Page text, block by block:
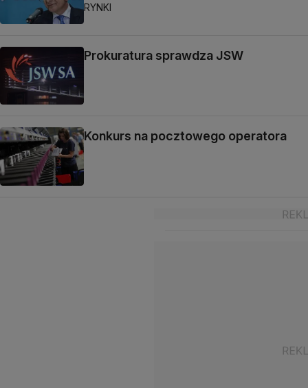
RYNKI
Prokuratura sprawdza JSW
Konkurs na pocztowego operatora